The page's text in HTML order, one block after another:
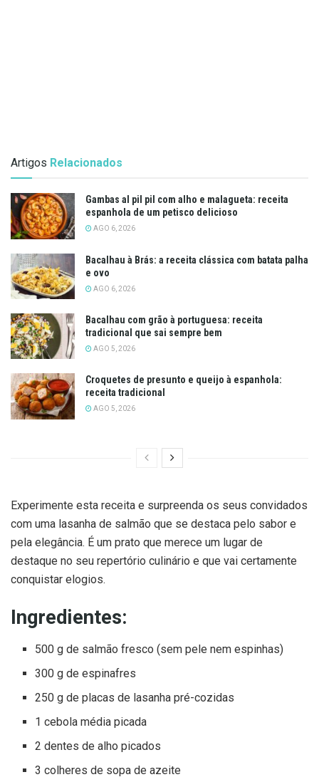
Artigos Relacionados
Gambas al pil pil com alho e malagueta: receita
espanhola de um petisco delicioso
AGO 6, 2026
Bacalhau à Brás: a receita clássica com batata palha
e ovo
AGO 6, 2026
Bacalhau com grão à portuguesa: receita
tradicional que sai sempre bem
AGO 5, 2026
Croquetes de presunto e queijo à espanhola:
receita tradicional
AGO 5, 2026
Experimente esta receita e surpreenda os seus convidados
com uma lasanha de salmão que se destaca pelo sabor e
pela elegância. É um prato que merece um lugar de
destaque no seu repertório culinário e que vai certamente
conquistar elogios.
Ingredientes:
500 g de salmão fresco (sem pele nem espinhas)
300 g de espinafres
250 g de placas de lasanha pré-cozidas
1 cebola média picada
2 dentes de alho picados
3 colheres de sopa de azeite